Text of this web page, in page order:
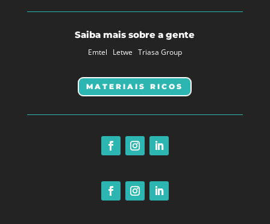
Saiba mais sobre a gente
Emtel Letwe Triasa Group
MATERIAIS RICOS